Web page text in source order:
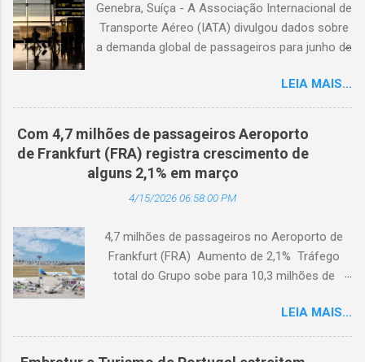
Genebra, Suíça - A Associação Internacional de
Transporte Aéreo (IATA) divulgou dados sobre
a demanda global de passageiros para junho de
passageiros-quilômetro pagos (RPK), caiu 1,7%
em comparação com junho de 2025. Excluindo
o Oriente Médio, a demanda diminuiu 0,6%. A
capacidade total, medida em assentos-
quilômetro disponíveis (ASK), diminuiu 1,3% em
relação ao ano anterior. A taxa de ocupação foi
de 84,2% (-0,4 ponto percentual em
internacional caiu 0,9% em comparação com
junho de 2025. Excluindo o Oriente Médio, a
demanda cresceu 1,1%. A capacidade diminuiu
ocupação foi de 84,2% (-0,2 ponto percentual
em comparação com junho de 2025). A
LEIA MAIS...
Com 4,7 milhões de passageiros Aeroporto
de Frankfurt (FRA) registra crescimento de
alguns 2,1% em março
4/15/2026 06:58:00 PM
4,7 milhões de passageiros no Aeroporto de
Frankfurt (FRA) Aumento de 2,1% Tráfego
total do Grupo sobe para 10,3 milhões de
4,7 milhões de passageiros utilizaram o
Aeroporto de Frankfurt (FRA) em março de
2026. O tráfego no mês em análise registrou
LEIA MAIS...